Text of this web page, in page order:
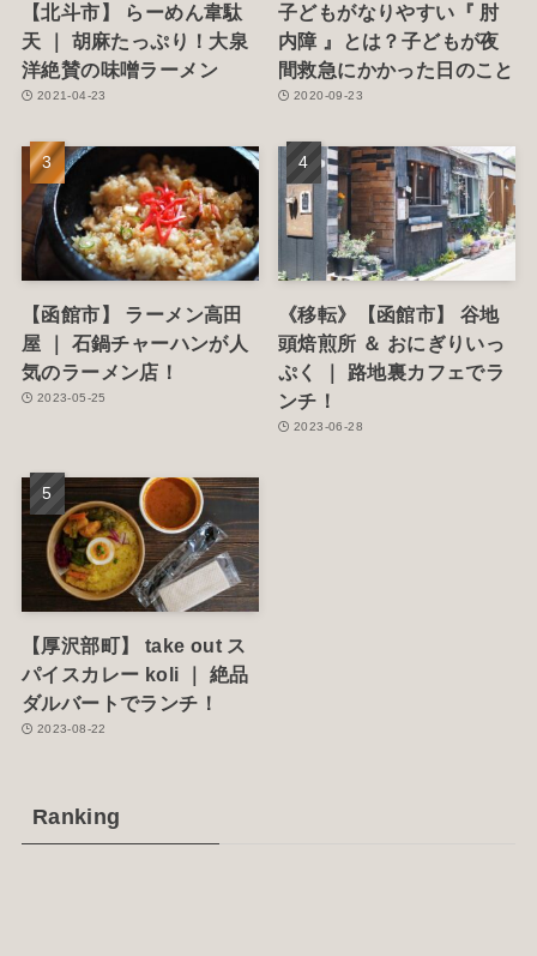
【北斗市】 らーめん韋駄
天 ｜ 胡麻たっぷり！大泉
洋絶賛の味噌ラーメン
2021-04-23
子どもがなりやすい『 肘
内障 』とは？子どもが夜
間救急にかかった日のこと
2020-09-23
【函館市】 ラーメン高田
屋 ｜ 石鍋チャーハンが人
気のラーメン店！
2023-05-25
《移転》【函館市】 谷地
頭焙煎所 ＆ おにぎりいっ
ぷく ｜ 路地裏カフェでラ
ンチ！
2023-06-28
【厚沢部町】 take out ス
パイスカレー koli ｜ 絶品
ダルバートでランチ！
2023-08-22
Ranking